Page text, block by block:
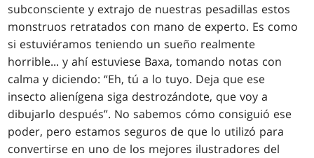
subconsciente y extrajo de nuestras pesadillas estos
monstruos retratados con mano de experto. Es como
si estuviéramos teniendo un sueño realmente
horrible... y ahí estuviese Baxa, tomando notas con
calma y diciendo: “Eh, tú a lo tuyo. Deja que ese
insecto alienígena siga destrozándote, que voy a
dibujarlo después”. No sabemos cómo consiguió ese
poder, pero estamos seguros de que lo utilizó para
convertirse en uno de los mejores ilustradores del